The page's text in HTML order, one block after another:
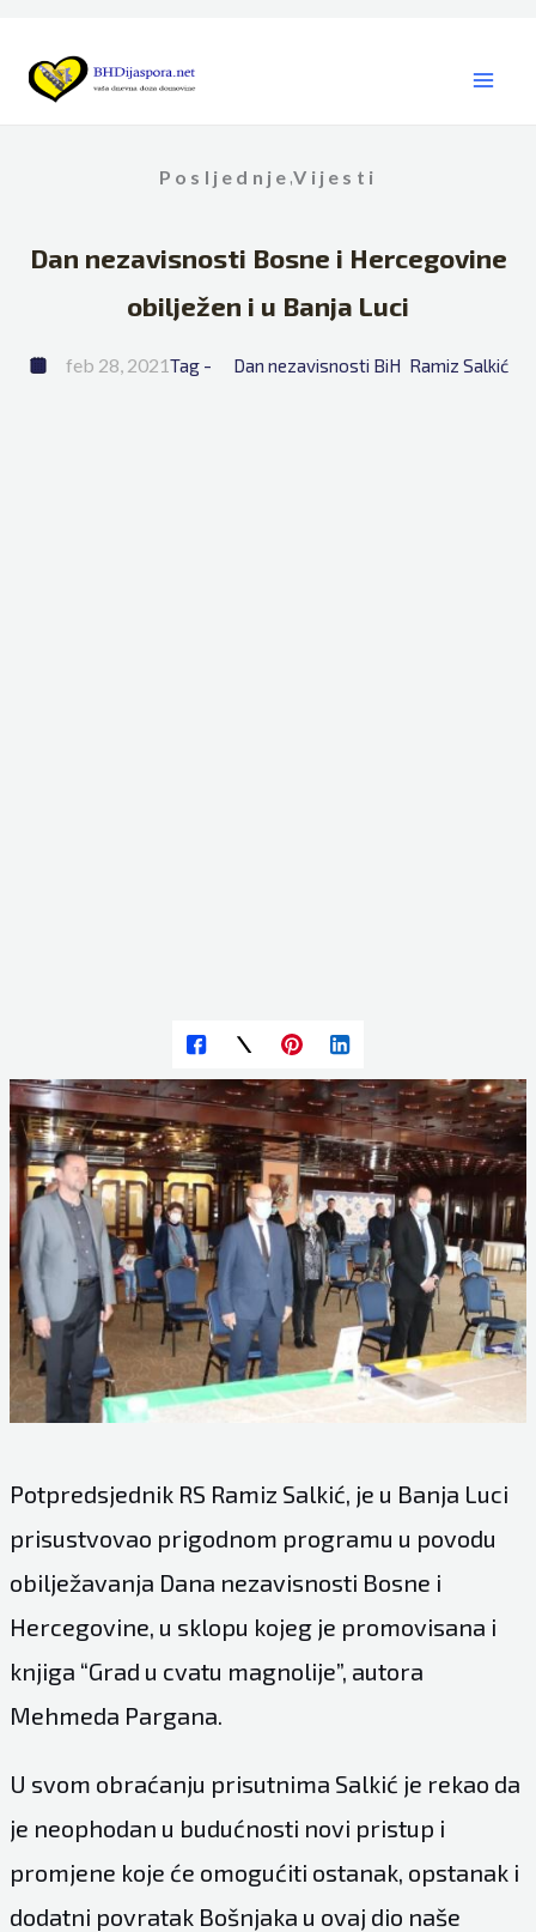
content
Posljednje ,Vijesti
Dan nezavisnosti Bosne i Hercegovine
obilježen i u Banja Luci
feb 28, 2021Tag - Dan nezavisnosti BiH Ramiz Salkić
Potpredsjednik RS Ramiz Salkić, je u Banja Luci
prisustvovao prigodnom programu u povodu
obilježavanja Dana nezavisnosti Bosne i
Hercegovine, u sklopu kojeg je promovisana i
knjiga “Grad u cvatu magnolije”, autora
Mehmeda Pargana.
U svom obraćanju prisutnima Salkić je rekao da
je neophodan u budućnosti novi pristup i
promjene koje će omogućiti ostanak, opstanak i
dodatni povratak Bošnjaka u ovaj dio naše